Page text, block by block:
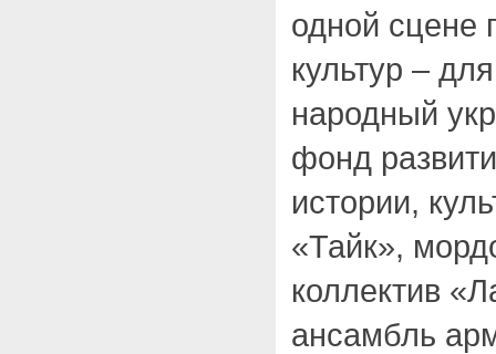
одной сцене
культур –
народный
фонд
истории,
«Тайк»,
коллектив
ансамбль